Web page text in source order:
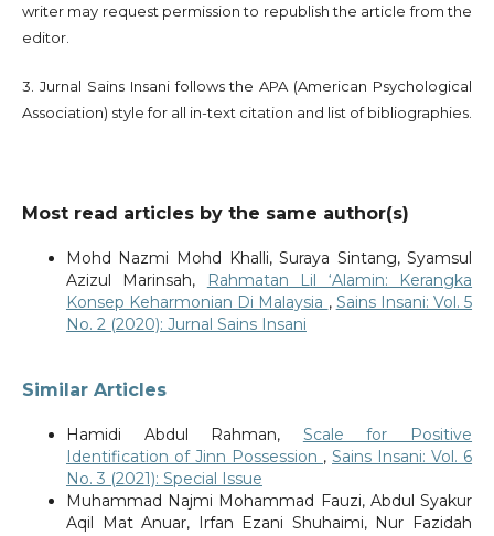
writer may request permission to republish the article from the
editor.
3. Jurnal Sains Insani follows the APA (American Psychological
Association) style for all in-text citation and list of bibliographies.
Most read articles by the same author(s)
Mohd Nazmi Mohd Khalli, Suraya Sintang, Syamsul
Azizul Marinsah,
Rahmatan Lil ‘Alamin: Kerangka
Konsep Keharmonian Di Malaysia , Sains Insani: Vol. 5
No. 2 (2020): Jurnal Sains Insani
Similar Articles
Hamidi Abdul Rahman, Scale for Positive
Identification of Jinn Possession ,Sains Insani: Vol. 6
No. 3 (2021): Special Issue
Muhammad Najmi Mohammad Fauzi, Abdul Syakur
Aqil Mat Anuar, Irfan Ezani Shuhaimi, Nur Fazidah